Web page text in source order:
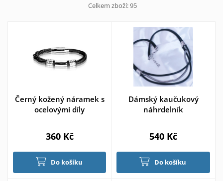
Celkem zboží:95
Černý kožený náramek s
ocelovými díly
360 Kč
Do košíku
Dámský kaučukový
náhrdelník
540 Kč
Do košíku